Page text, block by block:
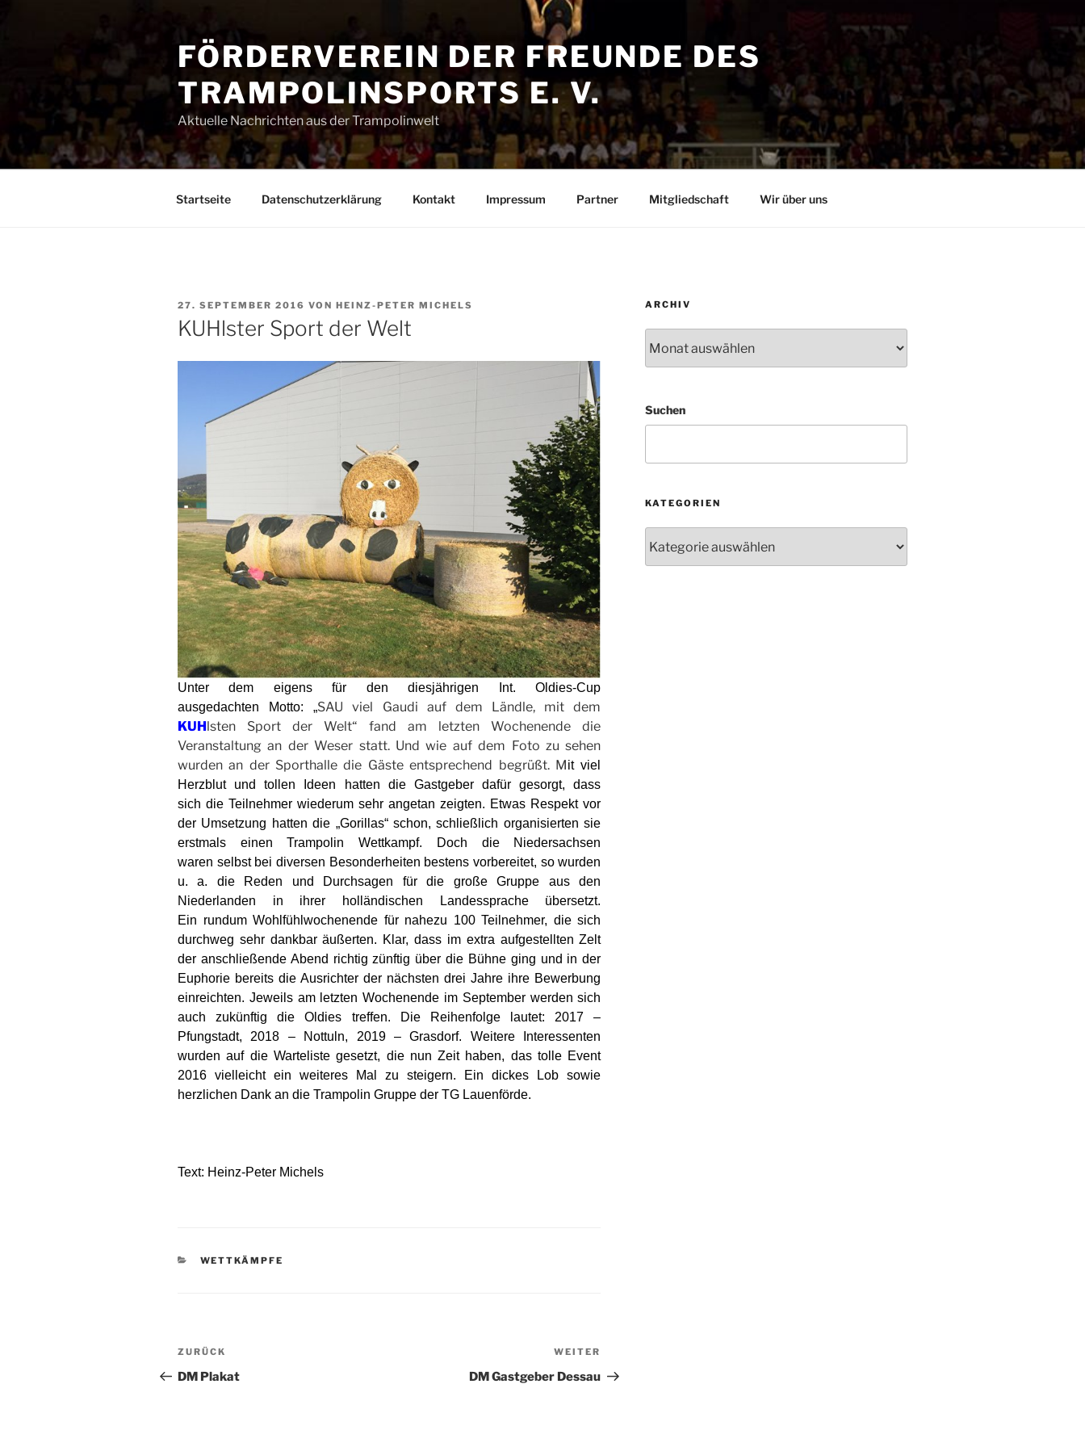
FÖRDERVEREIN DER FREUNDE DES
TRAMPOLINSPORTS E. V.
Aktuelle Nachrichten aus der Trampolinwelt
Startseite Datenschutzerklärung Kontakt Impressum Partner Mitgliedschaft Wir über uns
VERÖFFENTLICHT
AM
27. SEPTEMBER 2016 VON HEINZ-PETER MICHELS
KUHlster Sport der Welt
Unter dem eigens für den diesjährigen Int. Oldies-Cup
ausgedachten Motto: „SAU viel Gaudi auf dem Ländle, mit dem
KUHlsten Sport der Welt“ fand am letzten Wochenende die
Veranstaltung an der Weser statt. Und wie auf dem Foto zu sehen
wurden an der Sporthalle die Gäste entsprechend begrüßt. Mit viel
Herzblut und tollen Ideen hatten die Gastgeber dafür gesorgt, dass
sich die Teilnehmer wiederum sehr angetan zeigten. Etwas Respekt vor
der Umsetzung hatten die „Gorillas“ schon, schließlich organisierten sie
erstmals einen Trampolin Wettkampf. Doch die Niedersachsen
waren selbst bei diversen Besonderheiten bestens vorbereitet, so wurden
u. a. die Reden und Durchsagen für die große Gruppe aus den
Niederlanden in ihrer holländischen Landessprache übersetzt.
Ein rundum Wohlfühlwochenende für nahezu 100 Teilnehmer, die sich
durchweg sehr dankbar äußerten. Klar, dass im extra aufgestellten Zelt
der anschließende Abend richtig zünftig über die Bühne ging und in der
Euphorie bereits die Ausrichter der nächsten drei Jahre ihre Bewerbung
einreichten. Jeweils am letzten Wochenende im September werden sich
auch zukünftig die Oldies treffen. Die Reihenfolge lautet: 2017 –
Pfungstadt, 2018 – Nottuln, 2019 – Grasdorf. Weitere Interessenten
wurden auf die Warteliste gesetzt, die nun Zeit haben, das tolle Event
2016 vielleicht ein weiteres Mal zu steigern. Ein dickes Lob sowie
herzlichen Dank an die Trampolin Gruppe der TG Lauenförde.
Text: Heinz-Peter Michels
KATEGORIEN
WETTKÄMPFE
Beitragsnavigation
Vorheriger
Beitrag
ZURÜCK
DM Plakat
Beitrag
WEITER
DM Gastgeber Dessau
ARCHIV
Suchen
KATEGORIEN